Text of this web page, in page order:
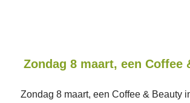
Zondag 8 maart, een
Zondag 8 maart, een Coffee & Beauty